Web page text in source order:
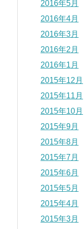
2016年5月
2016年4月
2016年3月
2016年2月
2016年1月
2015年12月
2015年11月
2015年10月
2015年9月
2015年8月
2015年7月
2015年6月
2015年5月
2015年4月
2015年3月